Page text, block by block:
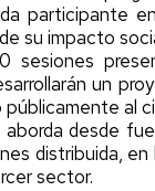
participante
su impacto
sesiones
un
al
aborda desde
distribuida,
sector.